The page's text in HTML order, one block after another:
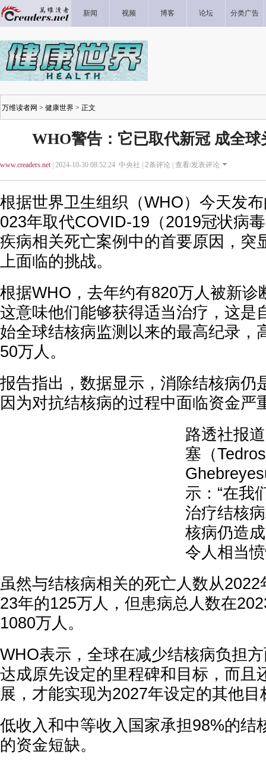
新闻 视频 博客 论坛 分类广告
万维读者网 > 健康世界 > 正文
WHO警告：它已取代新冠 成全球
www.creaders.net| 2024-10-30 08:52:24 中央社 | 2条评论 | 查看/发表评论
根据世界卫生组织（WHO）今天发
023年取代COVID-19（2019冠状病
疾病相关死亡案例中的首要原因，突
上面临的挑战。
根据WHO，去年约有820万人被新诊
这意味他们能够获得适当治疗，这是
始全球结核病监测以来的最高纪录，
50万人。
报告指出，数据显示，消除结核病仍
因为对抗结核病的过程中面临资金严
路透社报
塞（
示：“在我
治疗结核
核病仍造
令人相当
虽然与结核病相关的死亡人数从
23年的125万人，但患病总人数在
1080万人。
WHO表示，全球在减少结核病负担
达成原先设定的里程碑和目标，而且
展，才能实现为2027年设定的其他目
低收入和中等收入国家承担98%的结
的资金短缺。